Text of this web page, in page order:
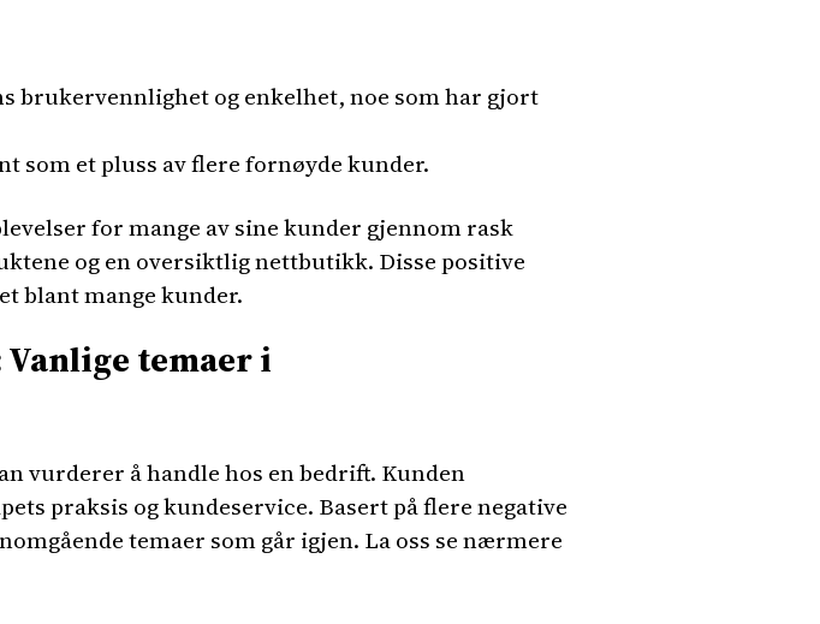
brukervennlighet og enkelhet, noe som har gjort
som et pluss av flere fornøyde kunder.
for mange av sine kunder gjennom rask
og en oversiktlig nettbutikk. Disse positive
blant mange kunder.
temaer i
vurderer å handle hos en bedrift. Kunden
praksis og kundeservice. Basert på flere negative
temaer som går igjen. La oss se nærmere